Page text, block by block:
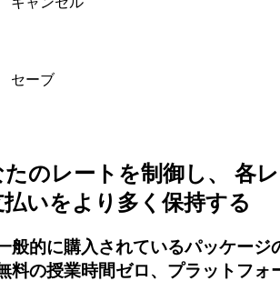
セーブ
たのレートを制御し、 各
払いをより多く保持する
般的に購入されているパッケージ
料の授業時間ゼロ、プラットフォ